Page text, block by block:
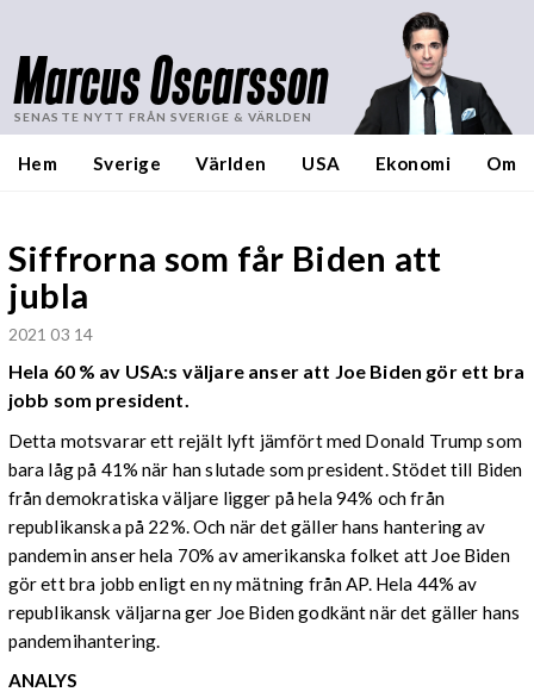
Marcus Oscarsson
SENASTE NYTT FRÅN SVERIGE & VÄRLDEN
Hem Sverige Världen USA Ekonomi Om
Siffrorna som får Biden att
jubla
2021 03 14
Hela 60 % av USA:s väljare anser att Joe Biden gör ett bra
jobb som president.
Detta motsvarar ett rejält lyft jämfört med Donald Trump som
bara låg på 41% när han slutade som president. Stödet till Biden
från demokratiska väljare ligger på hela 94% och från
republikanska på 22%. Och när det gäller hans hantering av
pandemin anser hela 70% av amerikanska folket att Joe Biden
gör ett bra jobb enligt en ny mätning från AP. Hela 44% av
republikansk väljarna ger Joe Biden godkänt när det gäller hans
pandemihantering.
ANALYS